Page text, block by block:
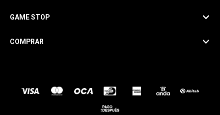
GAME STOP
COMPRAR